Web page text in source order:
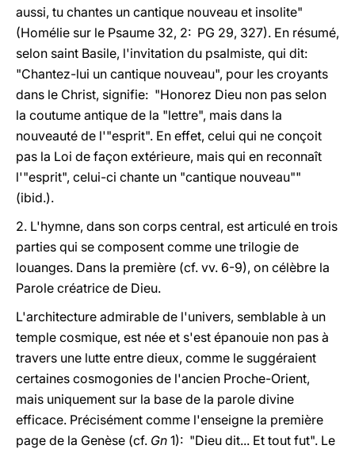
aussi, tu chantes un cantique nouveau et insolite"
(Homélie sur le Psaume 32, 2: PG 29, 327). En résumé,
selon saint Basile, l'invitation du psalmiste, qui dit:
"Chantez-lui un cantique nouveau", pour les croyants
dans le Christ, signifie: "Honorez Dieu non pas selon
la coutume antique de la "lettre", mais dans la
nouveauté de l'"esprit". En effet, celui qui ne conçoit
pas la Loi de façon extérieure, mais qui en reconnaît
l'"esprit", celui-ci chante un "cantique nouveau""
(ibid.).
2. L'hymne, dans son corps central, est articulé en trois
parties qui se composent comme une trilogie de
louanges. Dans la première (cf. vv. 6-9), on célèbre la
Parole créatrice de Dieu.
L'architecture admirable de l'univers, semblable à un
temple cosmique, est née et s'est épanouie non pas à
travers une lutte entre dieux, comme le suggéraient
certaines cosmogonies de l'ancien Proche-Orient,
mais uniquement sur la base de la parole divine
efficace. Précisément comme l'enseigne la première
page de la Genèse (cf. Gn 1): "Dieu dit... Et tout fut". Le